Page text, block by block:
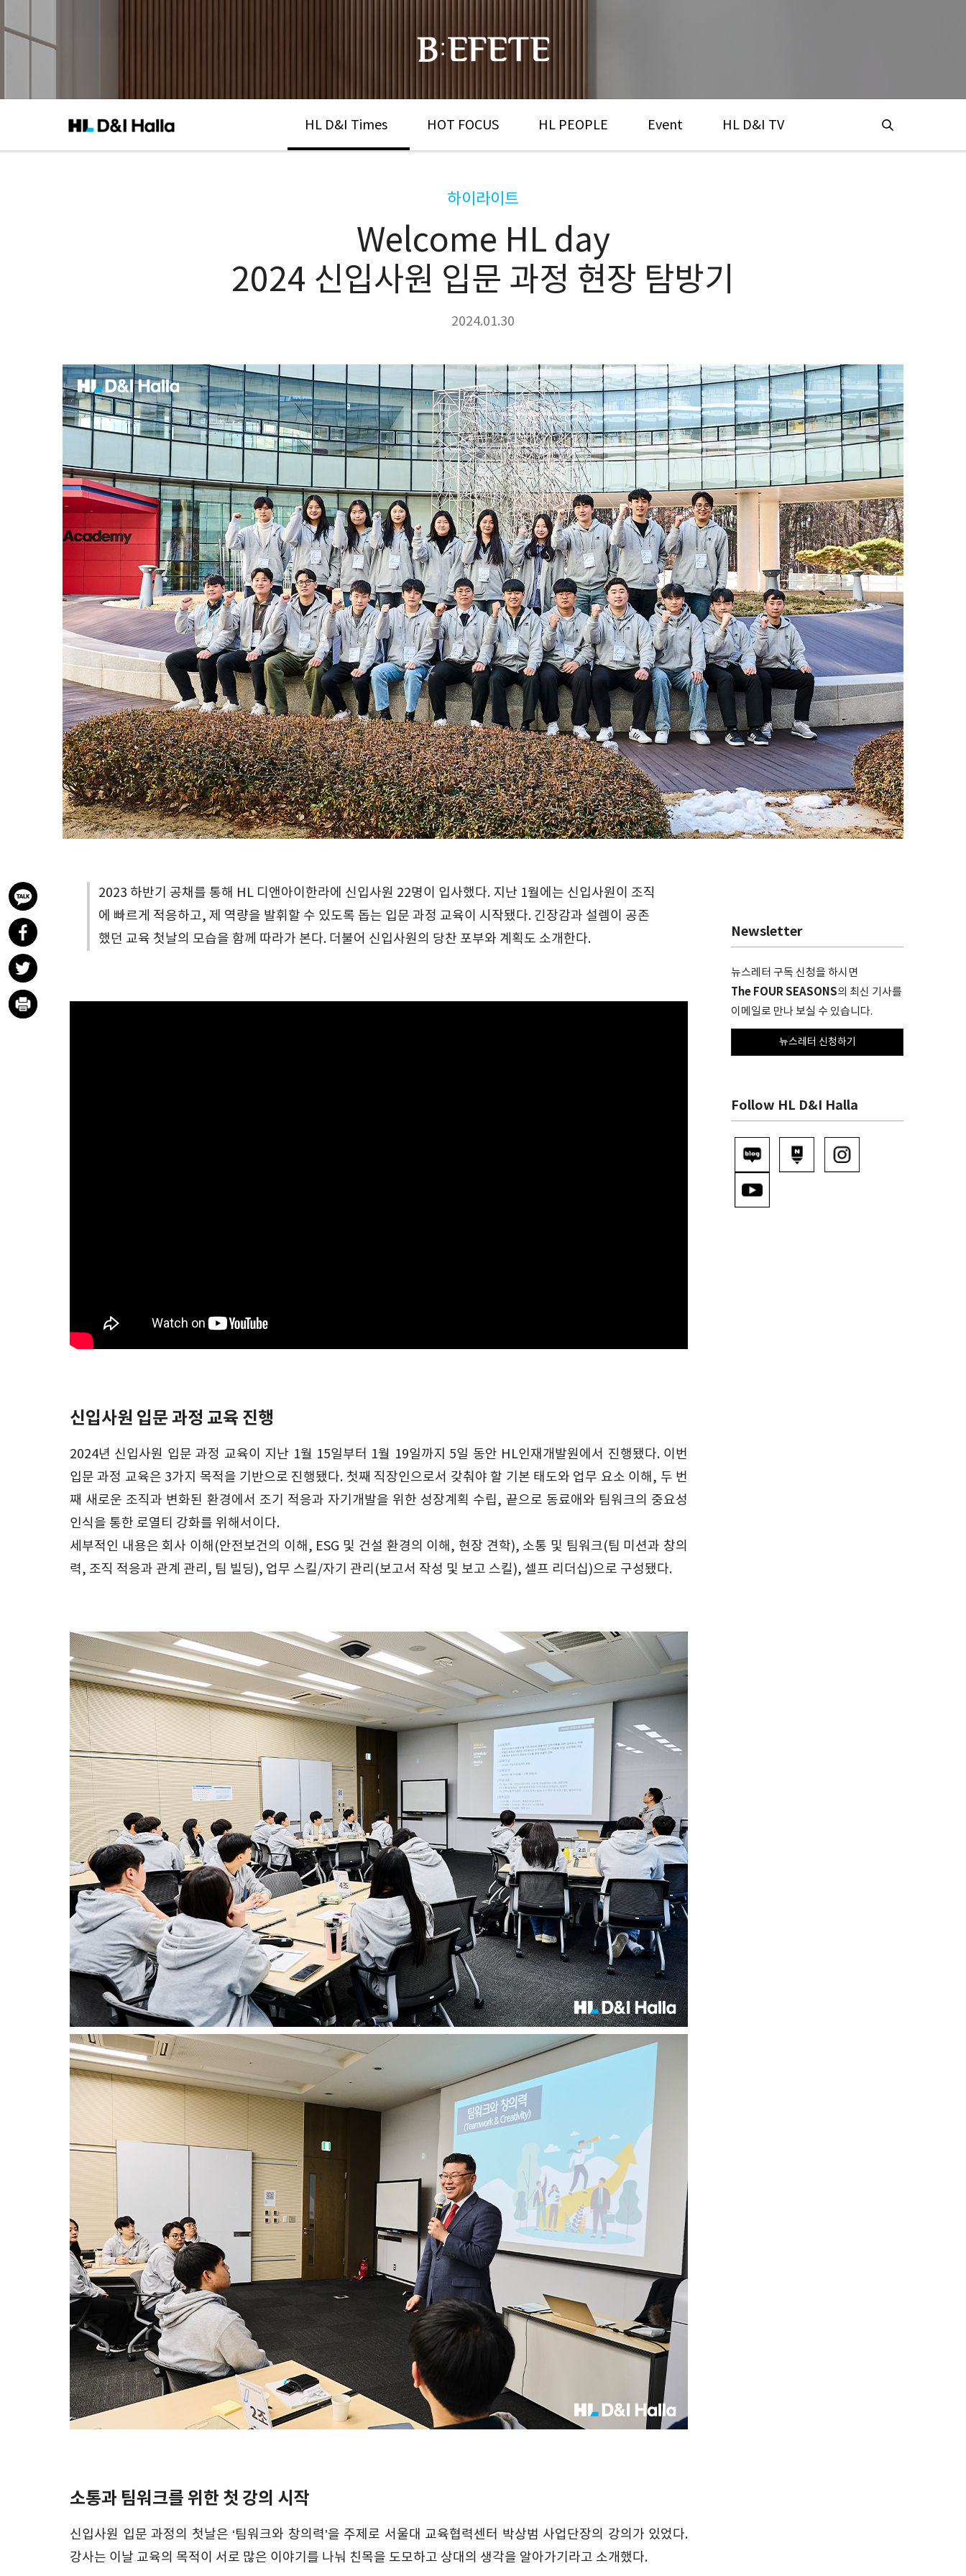
HL D&I Times HOT FOCUS HL PEOPLE Event HL D&I TV
하이라이트
Welcome HL day
2024 신입사원 입문 과정 현장 탐방기
2024.01.30
2023 하반기 공채를 통해 HL 디앤아이한라에 신입사원 22명이 입사했다. 지난 1월에는 신입사원이 조직
에 빠르게 적응하고, 제 역량을 발휘할 수 있도록 돕는 입문 과정 교육이 시작됐다. 긴장감과 설렘이 공존
했던 교육 첫날의 모습을 함께 따라가 본다. 더불어 신입사원의 당찬 포부와 계획도 소개한다.
신입사원 입문 과정 교육 진행
2024년 신입사원 입문 과정 교육이 지난 1월 15일부터 1월 19일까지 5일 동안 HL인재개발원에서 진행됐다. 이번
입문 과정 교육은 3가지 목적을 기반으로 진행됐다. 첫째 직장인으로서 갖춰야 할 기본 태도와 업무 요소 이해, 두 번
째 새로운 조직과 변화된 환경에서 조기 적응과 자기개발을 위한 성장계획 수립, 끝으로 동료애와 팀워크의 중요성
인식을 통한 로열티 강화를 위해서이다.
세부적인 내용은 회사 이해(안전보건의 이해, ESG 및 건설 환경의 이해, 현장 견학), 소통 및 팀워크(팀 미션과 창의
력, 조직 적응과 관계 관리, 팀 빌딩), 업무 스킬/자기 관리(보고서 작성 및 보고 스킬), 셀프 리더십)으로 구성됐다.
소통과 팀워크를 위한 첫 강의 시작
신입사원 입문 과정의 첫날은 ‘팀워크와 창의력’을 주제로 서울대 교육협력센터 박상범 사업단장의 강의가 있었다.
강사는 이날 교육의 목적이 서로 많은 이야기를 나눠 친목을 도모하고 상대의 생각을 알아가기라고 소개했다.
Newsletter
뉴스레터 구독 신청을 하시면
The FOUR SEASONS의 최신 기사를
이메일로 만나 보실 수 있습니다.
뉴스레터 신청하기
Follow HL D&I Halla